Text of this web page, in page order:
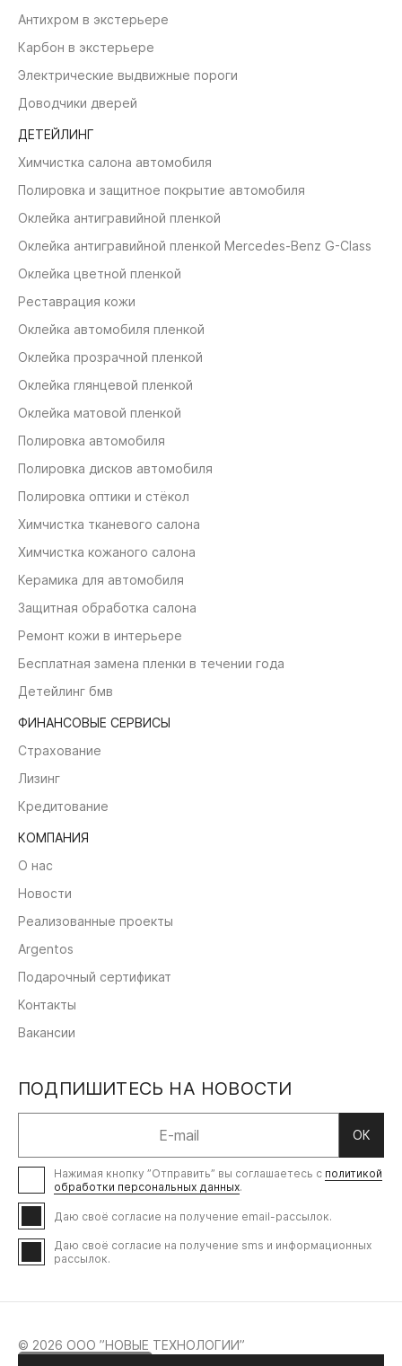
Антихром в экстерьере
Карбон в экстерьере
Электрические выдвижные пороги
Доводчики дверей
ДЕТЕЙЛИНГ
Химчистка салона автомобиля
Полировка и защитное покрытие автомобиля
Оклейка антигравийной пленкой
Оклейка антигравийной пленкой Mercedes-Benz G-Class
Оклейка цветной пленкой
Реставрация кожи
Оклейка автомобиля пленкой
Оклейка прозрачной пленкой
Оклейка глянцевой пленкой
Оклейка матовой пленкой
Полировка автомобиля
Полировка дисков автомобиля
Полировка оптики и стёкол
Химчистка тканевого салона
Химчистка кожаного салона
Керамика для автомобиля
Защитная обработка салона
Ремонт кожи в интерьере
Бесплатная замена пленки в течении года
Детейлинг бмв
КОМПАНИЯ
О нас
Новости
Реализованные проекты
Argentos
Подарочный сертификат
Контакты
Вакансии
ФИНАНСОВЫЕ СЕРВИСЫ
Страхование
Лизинг
Кредитование
ПОДПИШИТЕСЬ НА НОВОСТИ
ОК
Нажимая кнопку ”Отправить” вы соглашаетесь с политикой
обработки персональных данных.
Даю своё согласие на получение email-рассылок.
Даю своё согласие на получение sms и информационных
рассылок.
© 2026 ООО ”НОВЫЕ ТЕХНОЛОГИИ”